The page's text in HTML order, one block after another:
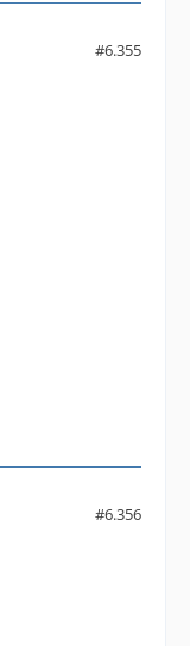
#6.355
#6.356